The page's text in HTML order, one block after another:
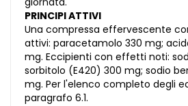
PRINCIPI ATTIVI
Una compressa effervescente
attivi: paracetamolo 330 mg;
mg. Eccipienti con effetti noti:
sorbitolo (E420) 300 mg; sodio
mg. Per l'elenco completo degli
paragrafo 6.1.